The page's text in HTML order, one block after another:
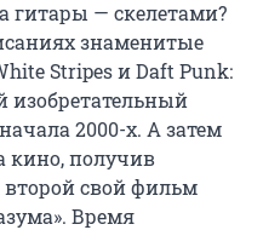
— скелетами?
знаменитые
Stripes и Daft Punk:
изобретательный
2000-х. А затем
кино, получив
второй свой фильм
Время